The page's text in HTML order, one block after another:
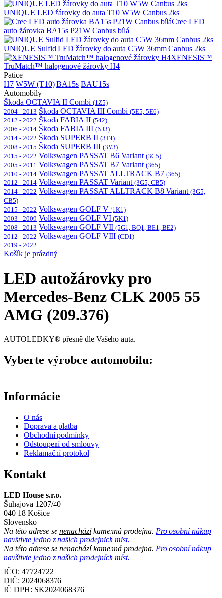
UNIQUE LED žárovky do auta T10 W5W Canbus 2ks
Cree LED
auto žárovka BA15s P21W Canbus bílá
UNIQUE Sulfid LED žárovky do auta C5W 36mm Canbus 2ks
XENESIS™
TruMatch™ halogenové žárovky H4
Patice
H7 W5W (T10) BA15s BAU15s
Automobily
Škoda OCTAVIA II Combi (1Z5)
2004 - 2013 Škoda OCTAVIA III Combi (5E5, 5E6)
2012 - 2022 Škoda FABIA II (542)
2006 - 2014 Škoda FABIA III (NJ3)
2014 - 2022 Škoda SUPERB II (3T4)
2008 - 2015 Škoda SUPERB III (3V3)
2015 - 2022 Volkswagen PASSAT B6 Variant (3C5)
2005 - 2011 Volkswagen PASSAT B7 Variant (365)
2010 - 2014 Volkswagen PASSAT ALLTRACK B7 (365)
2012 - 2014 Volkswagen PASSAT Variant (3G5, CB5)
2014 - 2022 Volkswagen PASSAT ALLTRACK B8 Variant (3G5,
CB5)
2015 - 2022 Volkswagen GOLF V (1K1)
2003 - 2009 Volkswagen GOLF VI (5K1)
2008 - 2013 Volkswagen GOLF VII (5G1, BQ1, BE1, BE2)
2012 - 2022 Volkswagen GOLF VIII (CD1)
2019 - 2022
Košík je prázdný
LED autožárovky pro
Mercedes-Benz CLK 2005 55
AMG (209.376)
AUTOLEDKY® přesně dle Vašeho auta.
Vyberte výrobce automobilu:
Informácie
O nás
Doprava a platba
Obchodní podmínky
Odstoupení od smlouvy
Reklamační protokol
Kontakt
LED House s.r.o.
Šuhajova 1207/40
040 18 Košice
Slovensko
Na této adrese se nenacházíkamenná prodejna. Pro osobní nákup
navštivte jedno z našich prodejních míst.
Na této adrese se nenacházíkamenná prodejna. Pro osobní nákup
navštivte jedno z našich prodejních míst.
IČO: 47724722
DIČ: 2024068376
IČ DPH: SK2024068376